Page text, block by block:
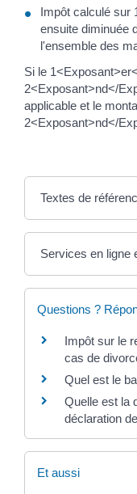
Impôt calculé sur
ensuite diminuée
l'ensemble des
Si le
2<Exposant>nd</
applicable et le
2<Exposant>nd</
Textes de
Services en ligne
Questions ?
Impôt sur le
cas de
Quel est le
Quelle est la
déclaration
Et aussi